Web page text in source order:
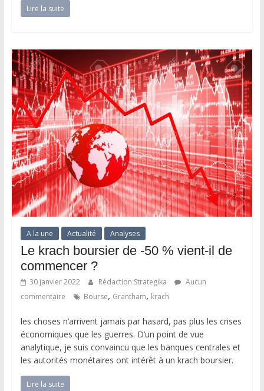
Lire la suite
A la une Actualité Analyses
Le krach boursier de -50 % vient-il de
commencer ?
30 janvier 2022 Rédaction Strategika
Aucun
commentaire
Bourse, Grantham, krach
les choses n’arrivent jamais par hasard, pas plus les crises
économiques que les guerres. D’un point de vue
analytique, je suis convaincu que les banques centrales et
les autorités monétaires ont intérêt à un krach boursier.
Lire la suite